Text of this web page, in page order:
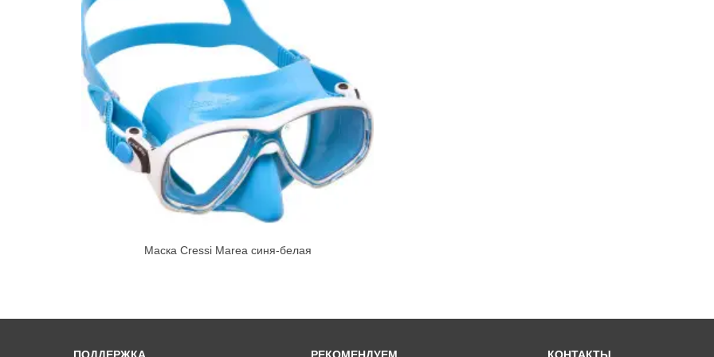
Маска Cressi Marea синя-белая
ПОДДЕРЖКА РЕКОМЕНДУЕМ КОНТАКТЫ